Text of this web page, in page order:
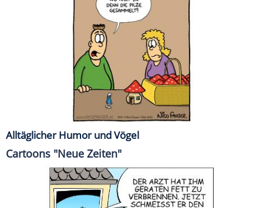
Alltäglicher Humor und Vögel
Cartoons "Neue Zeiten"